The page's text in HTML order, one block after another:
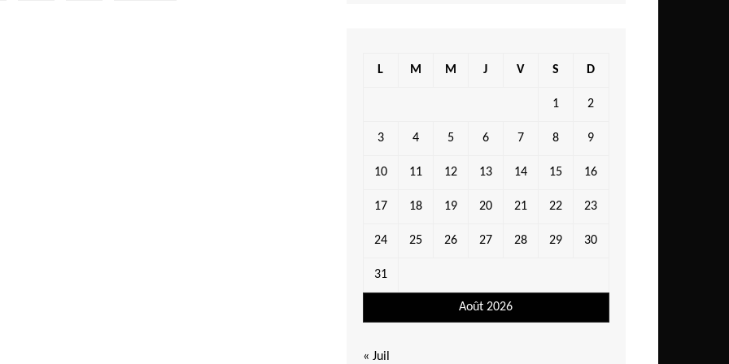
Août 2026
L M M J V S D
1 2
3 4 5 6 7 8 9
10 11 12 13 14 15 16
17 18 19 20 21 22 23
24 25 26 27 28 29 30
31
« Juil